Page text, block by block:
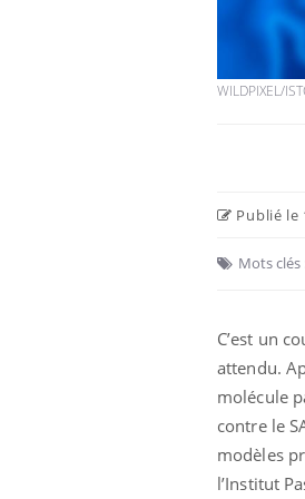
WILDPIXEL/
Publié le
Mots clés
C’est un
attendu.
molécule
contre le
modèles
l’Institut
Eczéma
Il y a des sujets qui